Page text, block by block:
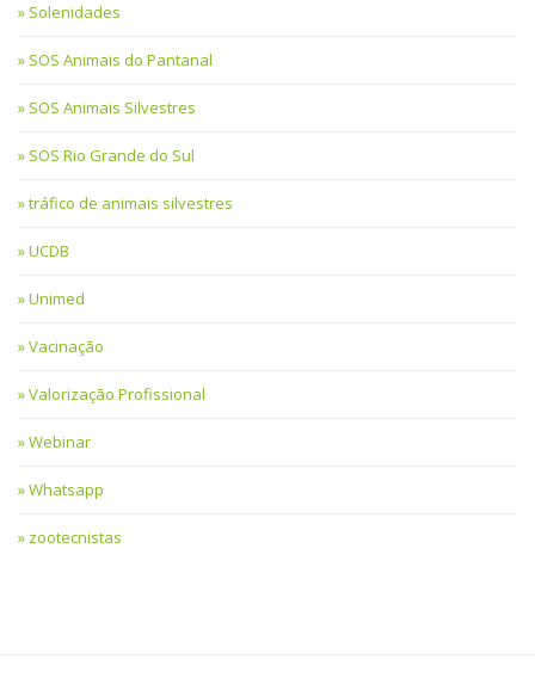
Solenidades
SOS Animais do Pantanal
SOS Animais Silvestres
SOS Rio Grande do Sul
tráfico de animais silvestres
UCDB
Unimed
Vacinação
Valorização Profissional
Webinar
Whatsapp
zootecnistas